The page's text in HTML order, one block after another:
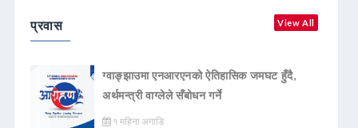
प्रवास View All
ग्वाङ्झाउमा एनआरएनको ऐतिहासिक जमघट हुँदै,
अर्थमन्त्री वाग्लेले सँबोधन गर्ने
१ महिना अगाडि